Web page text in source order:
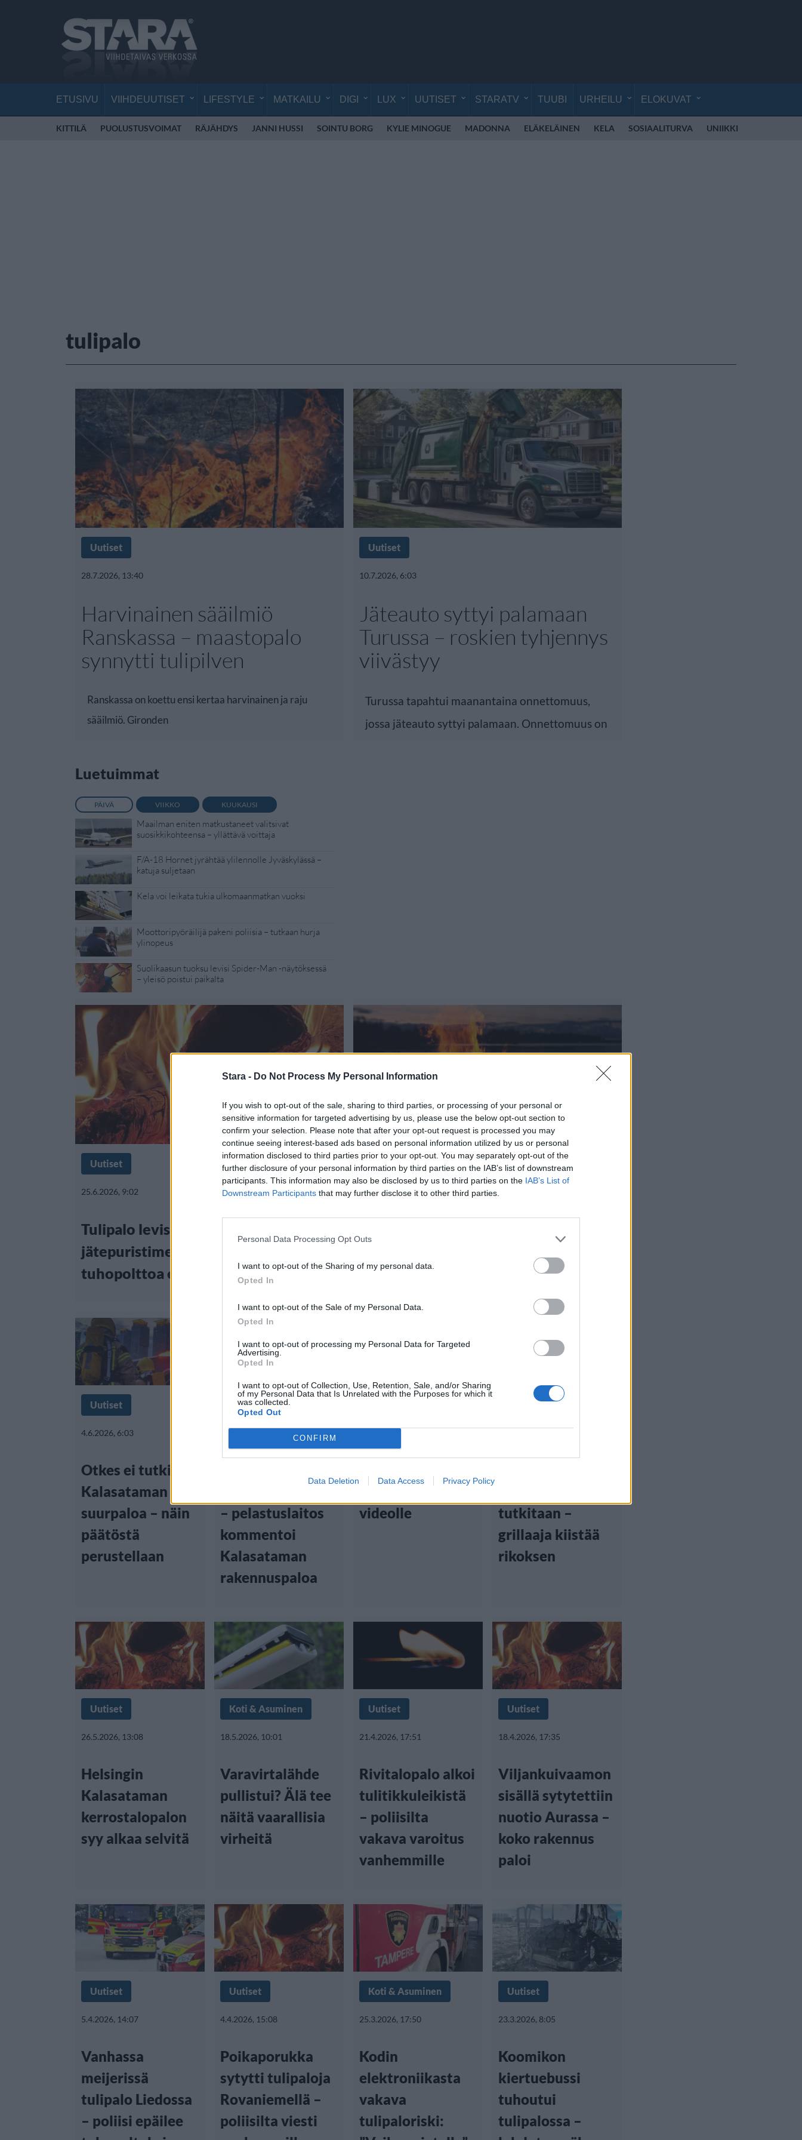
Stara - Do Not Process My Personal Information
If you wish to opt-out of the sale, sharing to third parties, or processing of your personal or
sensitive information for targeted advertising by us, please use the below opt-out section to
confirm your selection. Please note that after your opt-out request is processed you may
continue seeing interest-based ads based on personal information utilized by us or personal
information disclosed to third parties prior to your opt-out. You may separately opt-out of the
further disclosure of your personal information by third parties on the IAB’s list of downstream
participants. This information may also be disclosed by us to third parties on the IAB’s List of
Downstream Participants that may further disclose it to other third parties.
Personal Data Processing Opt Outs
I want to opt-out of the Sharing of my personal data.
Opted In
I want to opt-out of the Sale of my Personal Data.
Opted In
I want to opt-out of processing my Personal Data for Targeted
Advertising.
Opted In
I want to opt-out of Collection, Use, Retention, Sale, and/or Sharing
of my Personal Data that Is Unrelated with the Purposes for which it
was collected.
Opted Out
CONFIRM
Data Deletion Data Access Privacy Policy
ETUSIVU VIIHDEUUTISET LIFESTYLE MATKAILU DIGI LUX UUTISET STARATV TUUBI URHEILU ELOKUVAT
KITTILÄ PUOLUSTUSVOIMAT RÄJÄHDYS JANNI HUSSI SOINTU BORG KYLIE MINOGUE MADONNA ELÄKELÄINEN KELA SOSIAALITURVA UNIIKKI
tulipalo
Uutiset
28.7.2026, 13:40
Harvinainen sääilmiö
Ranskassa – maastopalo
synnytti tulipilven
Ranskassa on koettu ensi kertaa harvinainen ja raju
sääilmiö. Gironden
Uutiset
10.7.2026, 6:03
Jäteauto syttyi palamaan
Turussa – roskien tyhjennys
viivästyy
Turussa tapahtui maanantaina onnettomuus,
jossa jäteauto syttyi palamaan. Onnettomuus on
Luetuimmat
PÄIVÄ VIIKKO KUUKAUSI
Maailman eniten matkustaneet valitsivat
suosikkikohteensa – yllättävä voittaja
F/A-18 Hornet jyrähtää ylilennolle Jyväskylässä –
katuja suljetaan
Kela voi leikata tukia ulkomaanmatkan vuoksi
Moottoripyöräilijä pakeni poliisia – tutkaan hurja
ylinopeus
Suolikaasun tuoksu levisi Spider-Man -näytöksessä
– yleisö poistui paikalta
Uutiset
25.6.2026, 9:02
Tulipalo levisi jätteistä
jätepuristimeen Riihimäellä –
tuhopolttoa epäillään
Uutiset
15.6.2026, 18:04
Uutiset
4.6.2026, 6:03
Otkes ei tutki
Kalasataman
suurpaloa – näin
päätöstä
perustellaan
Uutiset
31.5.2026, 21:02
– pelastuslaitos
kommentoi
Kalasataman
rakennuspaloa
29.5.2026, 17:03
– hurja tapaus
videolle
Uutiset
tutkitaan –
grillaaja kiistää
rikoksen
Uutiset
26.5.2026, 13:08
Helsingin
Kalasataman
kerrostalopalon
syy alkaa selvitä
Koti & Asuminen
18.5.2026, 10:01
Varavirtalähde
pullistui? Älä tee
näitä vaarallisia
virheitä
Uutiset
21.4.2026, 17:51
Rivitalopalo alkoi
tulitikkuleikistä
– poliisilta
vakava varoitus
vanhemmille
Uutiset
18.4.2026, 17:35
Viljankuivaamon
sisällä sytytettiin
nuotio Aurassa –
koko rakennus
paloi
Uutiset
5.4.2026, 14:07
Vanhassa
meijerissä
tulipalo Liedossa
– poliisi epäilee
Uutiset
4.4.2026, 15:08
Poikaporukka
sytytti tulipaloja
Rovaniemellä –
poliisilta viesti
Koti & Asuminen
25.3.2026, 17:50
Kodin
elektroniikasta
vakava
tulipaloriski:
Uutiset
23.3.2026, 8:05
Koomikon
kiertuebussi
tuhoutui
tulipalossa –